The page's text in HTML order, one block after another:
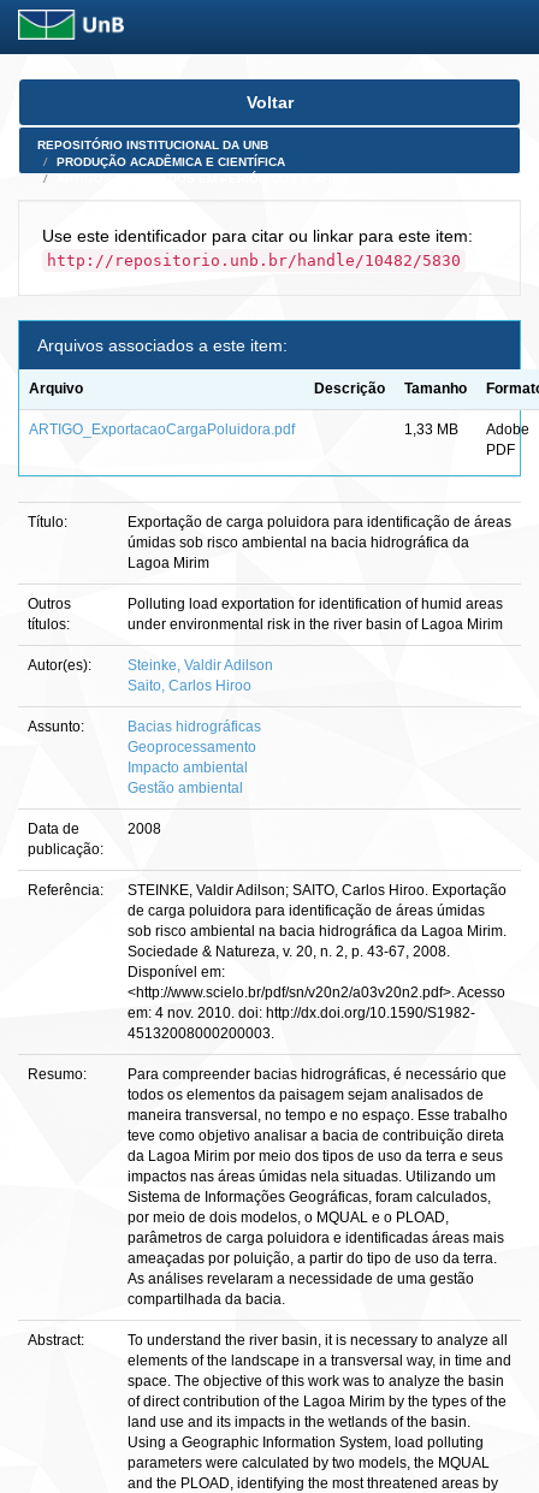
Skip
Voltar
REPOSITÓRIO INSTITUCIONAL DA UNB
PRODUÇÃO ACADÊMICA E CIENTÍFICA
Use este identificador para citar ou linkar para este item:
http://repositorio.unb.br/handle/10482/5830
Arquivos associados a este item:
Arquivo Descrição Tamanho
ARTIGO_ExportacaoCargaPoluidora.pdf 1,33 MB
Adobe
PDF
Título:
Exportação de carga poluidora para identificação de áreas
úmidas sob risco ambiental na bacia hidrográfica da
Lagoa Mirim
Outros
títulos:
Polluting load exportation for identification of humid areas
under environmental risk in the river basin of Lagoa Mirim
Autor(es):
Steinke, Valdir Adilson
Saito, Carlos Hiroo
Assunto:
Bacias hidrográficas
Geoprocessamento
Impacto ambiental
Gestão ambiental
Data de
publicação:
2008
Referência:
STEINKE, Valdir Adilson; SAITO, Carlos Hiroo. Exportação
de carga poluidora para identificação de áreas úmidas
sob risco ambiental na bacia hidrográfica da Lagoa Mirim.
Sociedade & Natureza, v. 20, n. 2, p. 43-67, 2008.
Disponível em:
<http://www.scielo.br/pdf/sn/v20n2/a03v20n2.pdf>. Acesso
em: 4 nov. 2010. doi: http://dx.doi.org/10.1590/S1982-
45132008000200003.
Resumo:
Para compreender bacias hidrográficas, é necessário que
todos os elementos da paisagem sejam analisados de
maneira transversal, no tempo e no espaço. Esse trabalho
teve como objetivo analisar a bacia de contribuição direta
da Lagoa Mirim por meio dos tipos de uso da terra e seus
impactos nas áreas úmidas nela situadas. Utilizando um
Sistema de Informações Geográficas, foram calculados,
por meio de dois modelos, o MQUAL e o PLOAD,
parâmetros de carga poluidora e identificadas áreas mais
ameaçadas por poluição, a partir do tipo de uso da terra.
As análises revelaram a necessidade de uma gestão
compartilhada da bacia.
Abstract:
To understand the river basin, it is necessary to analyze all
elements of the landscape in a transversal way, in time and
space. The objective of this work was to analyze the basin
of direct contribution of the Lagoa Mirim by the types of the
land use and its impacts in the wetlands of the basin.
Using a Geographic Information System, load polluting
parameters were calculated by two models, the MQUAL
and the PLOAD, identifying the most threatened areas by